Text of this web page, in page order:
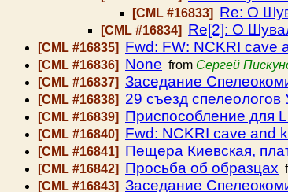
[CML #16833] Re: О
[CML #16834] Re[2]: О
[CML #16835] Fwd: FW: NCKRI cave
[CML #16836] None from Сергей
[CML #16837] Заседание
[CML #16838] 29 съезд спелеологов
[CML #16839] Приспособление для
[CML #16840] Fwd: NCKRI cave and
[CML #16841] Пещера Киевская,
[CML #16842] Просьба об образцах
[CML #16843] Заседание